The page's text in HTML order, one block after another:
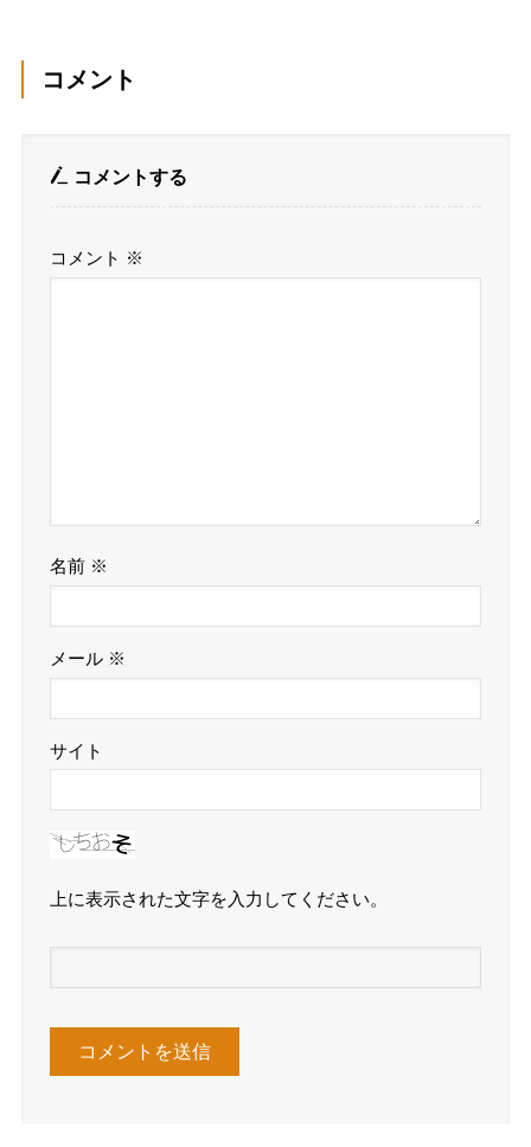
コメント
コメントする
コメント ※
名前 ※
メール ※
サイト
上に表示された文字を入力してください。